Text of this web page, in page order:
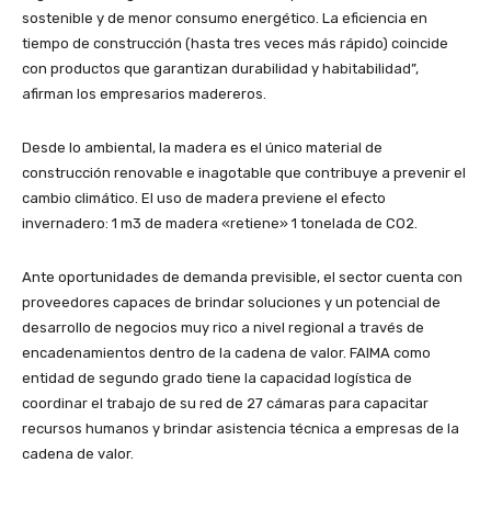
sostenible y de menor consumo energético. La eficiencia en
tiempo de construcción (hasta tres veces más rápido) coincide
con productos que garantizan durabilidad y habitabilidad”,
afirman los empresarios madereros.
Desde lo ambiental, la madera es el único material de
construcción renovable e inagotable que contribuye a prevenir el
cambio climático. El uso de madera previene el efecto
invernadero: 1 m3 de madera «retiene» 1 tonelada de CO2.
Ante oportunidades de demanda previsible, el sector cuenta con
proveedores capaces de brindar soluciones y un potencial de
desarrollo de negocios muy rico a nivel regional a través de
encadenamientos dentro de la cadena de valor. FAIMA como
entidad de segundo grado tiene la capacidad logística de
coordinar el trabajo de su red de 27 cámaras para capacitar
recursos humanos y brindar asistencia técnica a empresas de la
cadena de valor.